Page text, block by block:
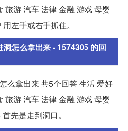
旅游 汽车 法律 金融 游戏 母婴
左手或右手抓住。
怎么拿出来 - 1574305 的回
么拿出来 共5个回答 生活 爱好
旅游 汽车 法律 金融 游戏 母婴
先是走到洞口。